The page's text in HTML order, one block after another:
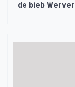
de bieb